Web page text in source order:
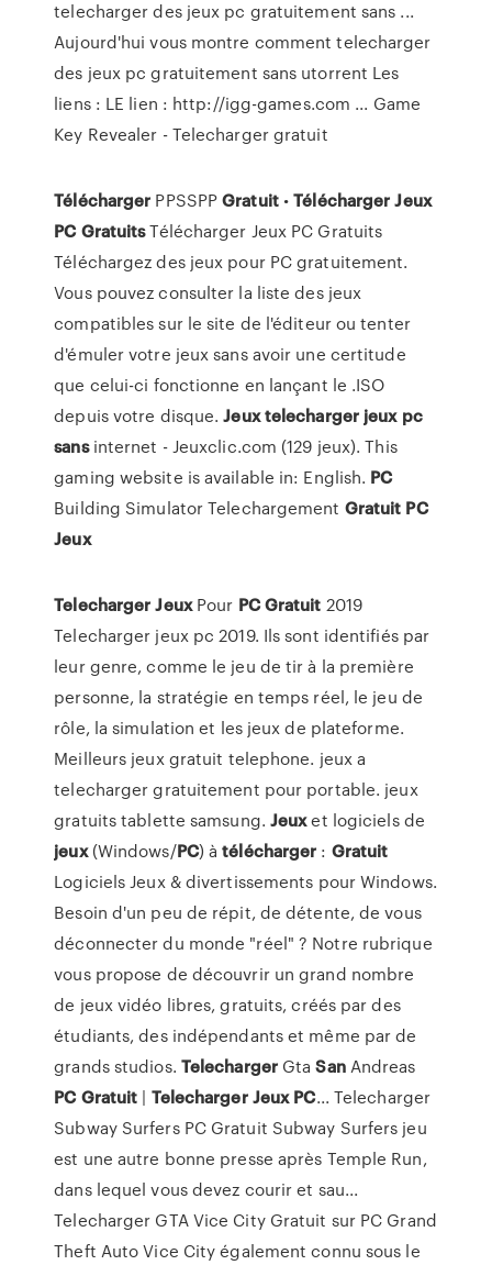
telecharger des jeux pc gratuitement sans ...
Aujourd'hui vous montre comment telecharger
des jeux pc gratuitement sans utorrent Les
liens : LE lien : http://igg-games.com ... Game
Key Revealer - Telecharger gratuit
Télécharger PPSSPPGratuit•Télécharger Jeux
PC GratuitsTélécharger Jeux PC Gratuits
Téléchargez des jeux pour PC gratuitement.
Vous pouvez consulter la liste des jeux
compatibles sur le site de l'éditeur ou tenter
d'émuler votre jeux sans avoir une certitude
que celui-ci fonctionne en lançant le .ISO
depuis votre disque.Jeux telecharger jeux pc
sansinternet - Jeuxclic.com (129 jeux). This
gaming website is available in: English. PC
Building Simulator Telechargement Gratuit PC
Jeux
Telecharger JeuxPour PC Gratuit 2019
Telecharger jeux pc 2019. Ils sont identifiés par
leur genre, comme le jeu de tir à la première
personne, la stratégie en temps réel, le jeu de
rôle, la simulation et les jeux de plateforme.
Meilleurs jeux gratuit telephone. jeux a
telecharger gratuitement pour portable. jeux
gratuits tablette samsung. Jeuxet logiciels de
jeux(Windows/PC) àtélécharger : Gratuit
Logiciels Jeux & divertissements pour Windows.
Besoin d'un peu de répit, de détente, de vous
déconnecter du monde "réel" ? Notre rubrique
vous propose de découvrir un grand nombre
de jeux vidéo libres, gratuits, créés par des
étudiants, des indépendants et même par de
grands studios. TelechargerGtaSanAndreas
PC Gratuit | Telecharger Jeux PC... Telecharger
Subway Surfers PC Gratuit Subway Surfers jeu
est une autre bonne presse après Temple Run,
dans lequel vous devez courir et sau...
Telecharger GTA Vice City Gratuit sur PC Grand
Theft Auto Vice City également connu sous le